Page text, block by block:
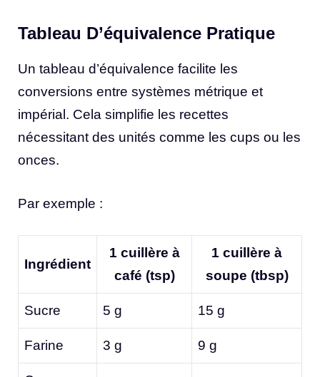
Tableau D’équivalence Pratique
Un tableau d’équivalence facilite les
conversions entre systèmes métrique et
impérial. Cela simplifie les recettes
nécessitant des unités comme les cups ou les
onces.
Par exemple :
Ingrédient
1 cuillère à
café (tsp)
1 cuillère à
soupe (tbsp)
Sucre 5 g 15 g
Farine 3 g 9 g